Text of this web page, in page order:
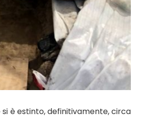
è estinto, definitivamente, circa